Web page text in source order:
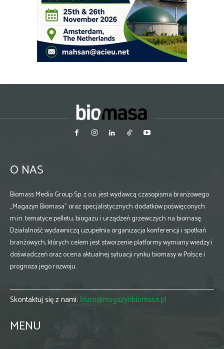
O NAS
Biomass Media Group Sp. z o.o. jest wydawcą czasopisma branżowego
„Magazyn Biomasa” oraz specjalistycznych dodatków poświęconych
m.in. tematyce pelletu, biogazu i urządzeń grzewczych na biomasę.
Działalność wydawniczą uzupełnia organizacja konferencji i spotkań
branżowych, których celem jest stworzenie platformy wymiany wiedzy i
doświadczeń oraz ocena aktualnej sytuacji rynku biomasy w Polsce i
prognoza jego rozwoju.
Skontaktuj się z nami: biuro@magazynbiomasa.pl
MENU